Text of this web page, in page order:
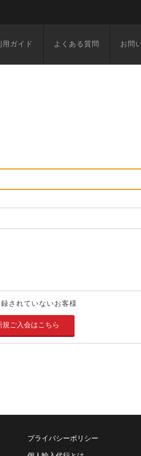
用ガイド よくある質問 お問
されていないお客様
規ご入会はこちら
プライバシーポリシー